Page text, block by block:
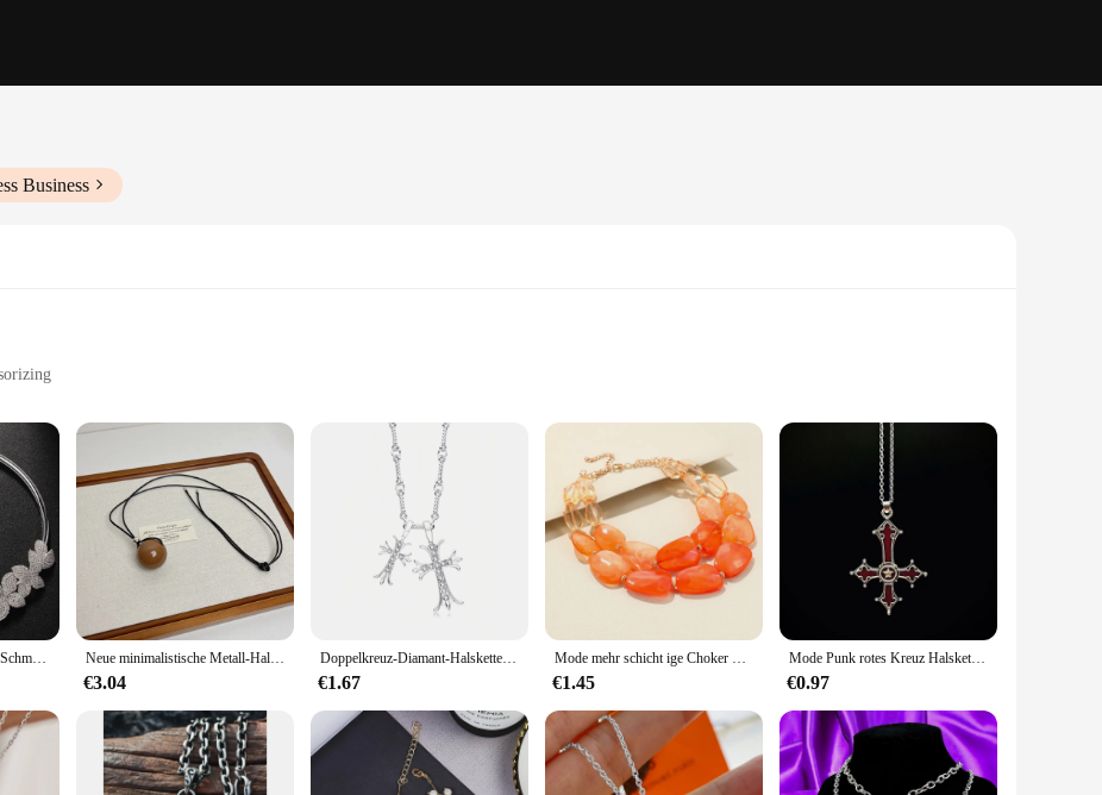
Business
pieces
traditional elegance with contemporary fashion. Designed for the modern woman, this set of jewelry pieces is not just an accessory but
that each piece is a work of art, reflecting the wearer's unique taste and personality. Whether you're attending a wedding, a formal event, or
versatile enough to complement any saree.
is built to last. The durable construction ensures that the jewelry maintains its luster and shine through countless wears. The lightweight
allowing you to focus on the event at hand without any discomfort. This set is not just for saree draping; it can also be paired with other
collection.
making it a complete ensemble that can be sold as a set or broken down into individual pieces to cater to diverse preferences. Whether
expand your product line, this halskette is sure to be a hit with your customers.
Stone fans Mode mehrere Schmetterling Strass Kragen Metallringe Braut offene Halskette Halsreif Wiegen Kragen Kette Schmuck Neue minimalistische Metall-Halskette mit geometrischem Kugel-Anhänger für Damen, Design-Pullover-Kette, trendige Accessoires
€3.04
Doppelkreuz-Diamant-Halskette für Frauen, Strass, Y2k-Halsband, trendiger Anhänger, Schmuck, tägliches Accessoire, Neujahrsgeschenke für Freunde
€1.67
Mode mehr schicht ige Choker Halsketten für Frauen trend igen Schmuck kurze Boutique bunte Perlen Anhänger Halskette Accessoires Sommer
€1.45
Mode Punk rotes Kreuz Halskette für Frauen Gothic dunkle Legierung Anhänger Choker Ketten trend ige Persönlichkeit Accessoires Geschenke Großhandel
€0.97